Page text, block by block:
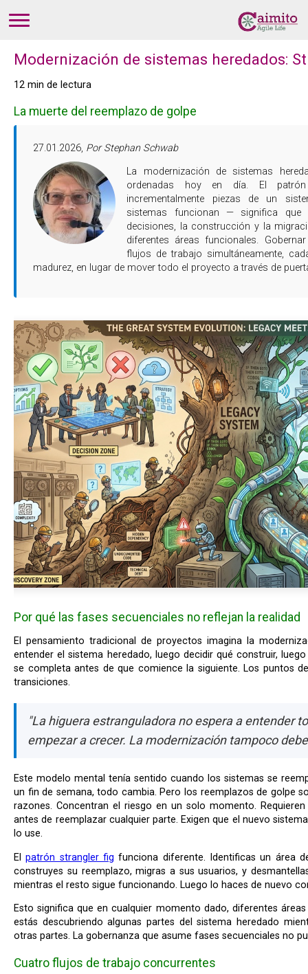
Modernización de sistemas heredados:
12 min de lectura
La muerte del reemplazo de golpe
27.01.2026, Por Stephan Schwab
La modernización de sistemas heredados rara vez ocurre en fases
ordenadas hoy en día. El
incrementalmente piezas de un
sistemas funcionan — significa que
decisiones, la construcción y la
diferentes áreas funcionales.
flujos de trabajo simultáneamente,
madurez, en lugar de mover todo el proyecto a través de
Por qué las fases secuenciales no reflejan la realidad
El pensamiento tradicional de proyectos imagina la modernización como una secuencia: primero
entender el sistema heredado, luego decidir qué construir,
se completa antes de que comience la siguiente. Los puntos
transiciones.
"La higuera estranguladora no espera a entender
empezar a crecer. La modernización tampoco
Este modelo mental tenía sentido cuando los sistemas se reemplazaban en migraciones de golpe —
un fin de semana, todo cambia. Pero los reemplazos de golpe
razones. Concentran el riesgo en un solo momento.
antes de reemplazar cualquier parte. Exigen que el nuevo
lo use.
Elpatrón strangler fig funciona diferente. Identificas un área
construyes su reemplazo, migras a sus usuarios, y
mientras el resto sigue funcionando. Luego lo haces de nuevo
Esto significa que en cualquier momento dado, diferentes áreas están en diferentes etapas. Todavía
estás descubriendo algunas partes del sistema heredado
otras partes. La gobernanza que asume fases secuenciales no
Cuatro flujos de trabajo concurrentes